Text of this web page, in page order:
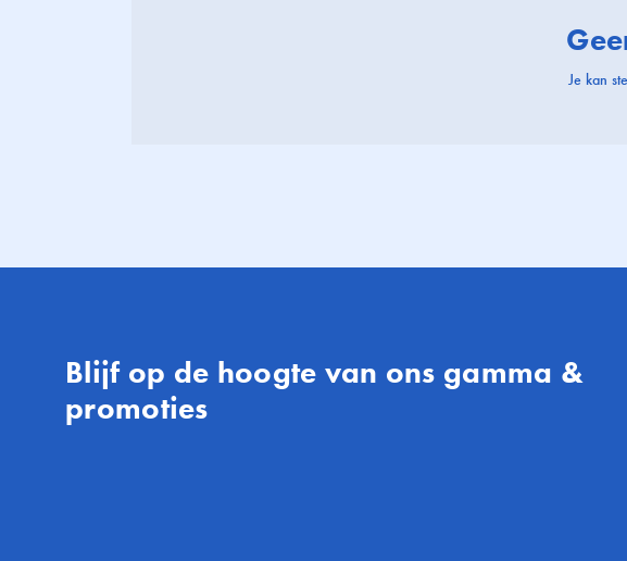
Je kan
Blijf op de hoogte van ons gamma &
promoties